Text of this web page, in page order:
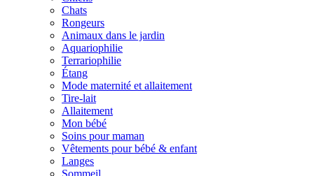
Chats
Rongeurs
Animaux dans le jardin
Aquariophilie
Terrariophilie
Étang
Mode maternité et allaitement
Tire-lait
Allaitement
Mon bébé
Soins pour maman
Vêtements pour bébé & enfant
Langes
Sommeil